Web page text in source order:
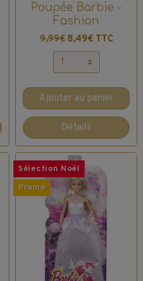
Poupée Barbie -
Fashion
9,99€ 8,49€ TTC
Ajouter au panier
Détails
Sélection Noël
Promo